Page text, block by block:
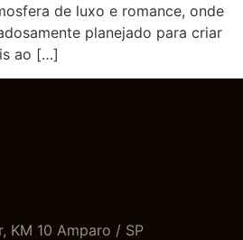
de luxo e romance, onde
planejado para criar
ao […]
KM 10 Amparo / SP